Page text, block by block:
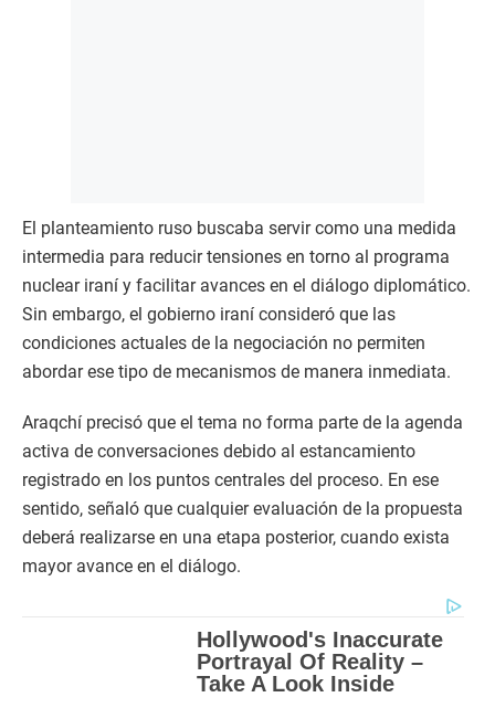
El planteamiento ruso buscaba servir como una medida
intermedia para reducir tensiones en torno al programa
nuclear iraní y facilitar avances en el diálogo diplomático.
Sin embargo, el gobierno iraní consideró que las
condiciones actuales de la negociación no permiten
abordar ese tipo de mecanismos de manera inmediata.
Araqchí precisó que el tema no forma parte de la agenda
activa de conversaciones debido al estancamiento
registrado en los puntos centrales del proceso. En ese
sentido, señaló que cualquier evaluación de la propuesta
deberá realizarse en una etapa posterior, cuando exista
mayor avance en el diálogo.